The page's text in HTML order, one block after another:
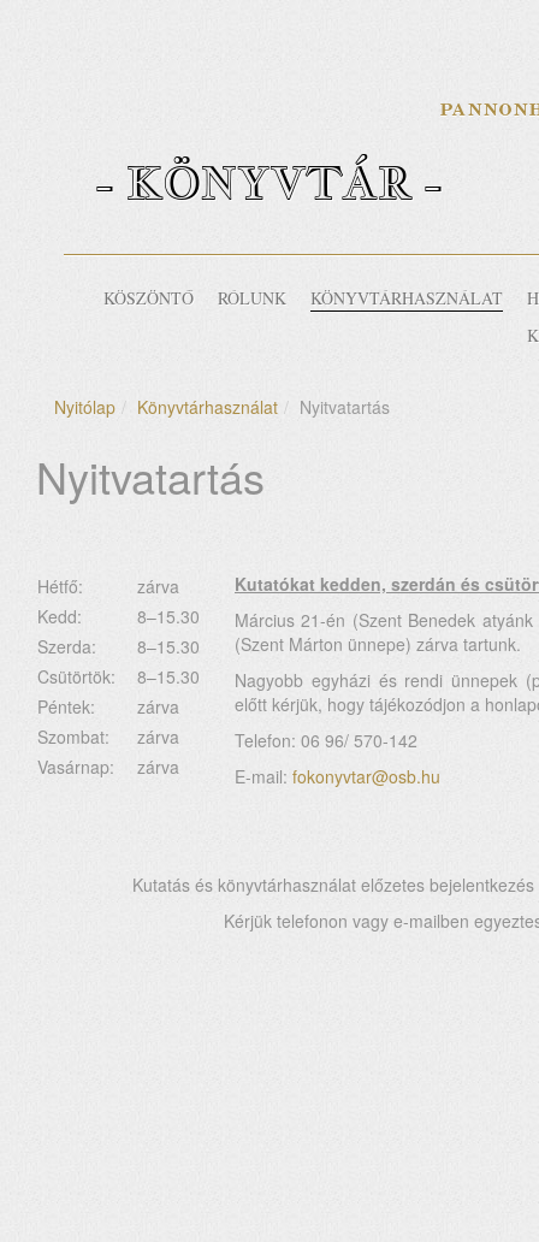
- KÖNYVTÁR -
KÖSZÖNTŐ RÓLUNK KÖNYVTÁRHASZNÁLAT
Nyitólap Könyvtárhasználat Nyitvatartás
Nyitvatartás
Hétfő:
zárva
Kedd:
8–15.30
Szerda:
8–15.30
Csütörtök:
8–15.30
Péntek:
zárva
Szombat:
zárva
Vasárnap:
zárva
Kutatókat kedden, szerdán és
Március 21-én (Szent Benedek
(Szent Márton ünnepe) zárva tartunk.
Nagyobb egyházi és rendi ünnepek
előtt kérjük, hogy tájékozódjon a
Telefon: 06 96/ 570-142
E-mail: fokonyvtar@osb.hu
Kutatás és könyvtárhasználat előzetes
Kérjük telefonon vagy e-mailben